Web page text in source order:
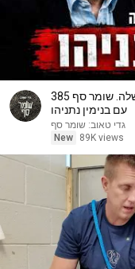
מנקודת מבטו האישית של ראש הממשלה. שומר סף 385
עם בנימין נתניהו
גדי טאוב: שומר סף
New
89K views